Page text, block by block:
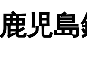
鹿児